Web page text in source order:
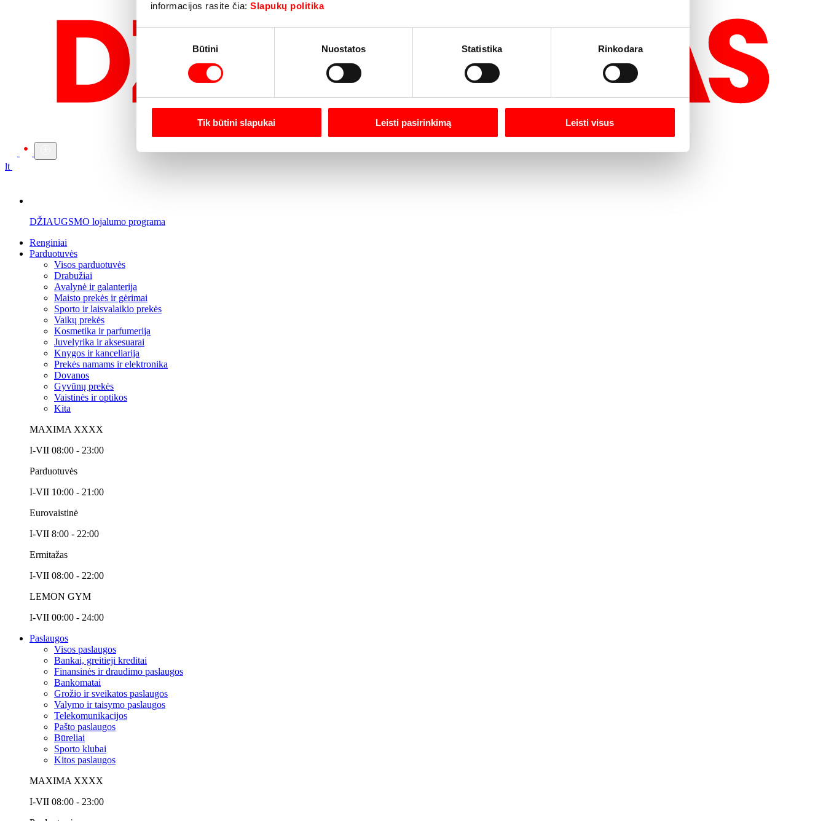
informacijos rasite čia: Slapukų politika
Sutikimo
Būtini Nuostatos Statistika Rinkodara
Tik būtini slapukai Leisti pasirinkimą Leisti visus
lt
DŽIAUGSMO lojalumo programa
Renginiai
Parduotuvės
Visos parduotuvės
Drabužiai
Avalynė ir galanterija
Maisto prekės ir gėrimai
Sporto ir laisvalaikio prekės
Vaikų prekės
Kosmetika ir parfumerija
Juvelyrika ir aksesuarai
Knygos ir kanceliarija
Prekės namams ir elektronika
Dovanos
Gyvūnų prekės
Vaistinės ir optikos
Kita
MAXIMA XXXX
I-VII 08:00 - 23:00
Parduotuvės
I-VII 10:00 - 21:00
Eurovaistinė
I-VII 8:00 - 22:00
Ermitažas
I-VII 08:00 - 22:00
LEMON GYM
I-VII 00:00 - 24:00
Paslaugos
Visos paslaugos
Bankai, greitieji kreditai
Finansinės ir draudimo paslaugos
Bankomatai
Grožio ir sveikatos paslaugos
Valymo ir taisymo paslaugos
Telekomunikacijos
Pašto paslaugos
Būreliai
Sporto klubai
Kitos paslaugos
MAXIMA XXXX
I-VII 08:00 - 23:00